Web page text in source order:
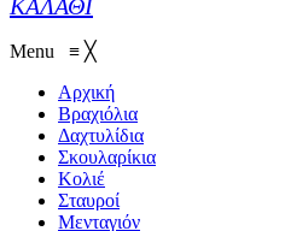
ΚΑΛΑΘΙ
Menu ≡ ╳
Αρχική
Βραχιόλια
Δαχτυλίδια
Σκουλαρίκια
Κολιέ
Σταυροί
Μενταγιόν